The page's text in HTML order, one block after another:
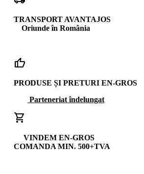
TRANSPORT AVANTAJOS
Oriunde în România
thumb_up
PRODUSE ȘI PRETURI EN-GROS
Parteneriat îndelungat
shopping_cart
VINDEM EN-GROS
COMANDA MIN. 500+TVA